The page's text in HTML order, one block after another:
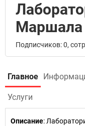
Подписчиков: 0,
Главное
Услуги
Описание: